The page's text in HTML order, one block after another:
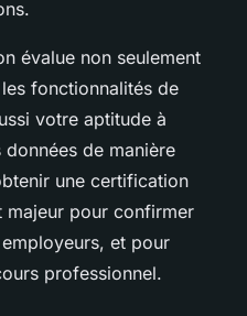
évalue non seulement
fonctionnalités de
votre aptitude à
de manière
une certification
majeur pour confirmer
et pour
professionnel.